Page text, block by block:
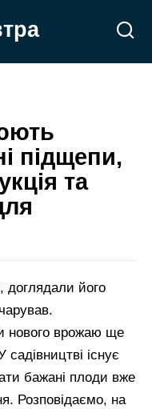
підщепи,
та
його
нового врожаю ще
існує
бажані плоди вже
Розповідаємо, на